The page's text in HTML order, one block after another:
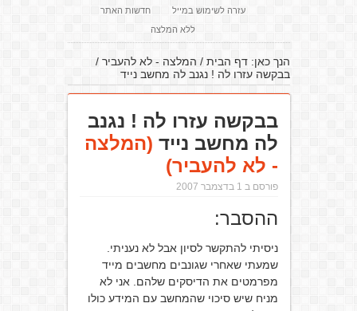
עזרה לשימוש במייל
חדשות האתר
ללא המלצה
הנך כאן:דף הבית / המלצה - לא להעביר /
בבקשה עזרו לה ! נגנב לה מחשב נייד
בבקשה עזרו לה ! נגנב
לה מחשב נייד (המלצה
- לא להעביר)
פורסם ב 1 בדצמבר 2007
ההסבר:
ניסיתי להתקשר לסיון אבל לא נעניתי.
שמעתי שאחרי שגונבים מחשבים מייד
מפרמטים את הדיסקים שלהם. אני לא
מניח שיש סיכוי שהמחשב עם המידע כולו